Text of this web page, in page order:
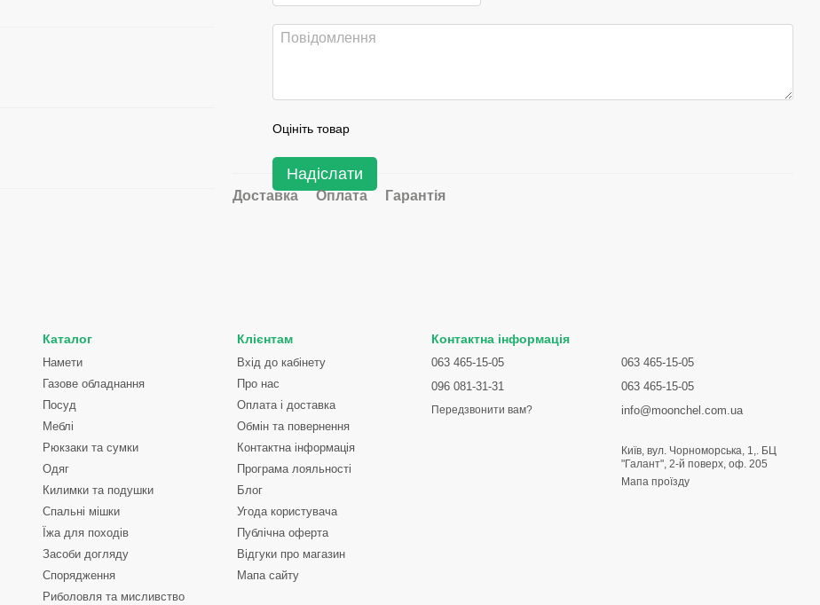
Оцініть товар
Надіслати
Доставка Оплата Гарантія
Каталог
Намети
Газове обладнання
Посуд
Меблі
Рюкзаки та сумки
Одяг
Килимки та подушки
Спальні мішки
Їжа для походів
Засоби догляду
Спорядження
Риболовля та мисливство
Клієнтам
Вхід до кабінету
Про нас
Оплата і доставка
Обмін та повернення
Контактна інформація
Програма лояльності
Блог
Угода користувача
Публічна оферта
Відгуки про магазин
Мапа сайту
Контактна інформація
063 465-15-05
096 081-31-31
Передзвонити вам?
063 465-15-05
063 465-15-05
info@moonchel.com.ua
Київ, вул. Чорноморська, 1,. БЦ
"Галант", 2-й поверх, оф. 205
Мапа проїзду